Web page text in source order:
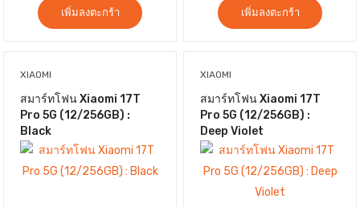
เพิ่มลงตะกร้า เพิ่มลงตะกร้า
XIAOMI
สมาร์ทโฟน Xiaomi 17T
Pro 5G (12/256GB) :
Black
XIAOMI
สมาร์ทโฟน Xiaomi 17T
Pro 5G (12/256GB) :
Deep Violet